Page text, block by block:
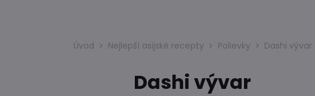
Úvod Nejlepší asijské recepty Polievky Dashi vývar
Dashi vývar